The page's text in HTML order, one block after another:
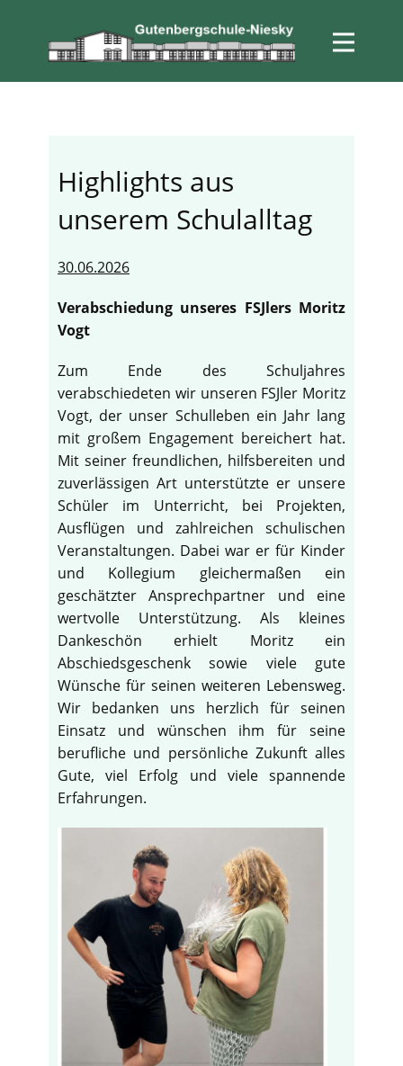
Highlights aus
unserem Schulalltag
30.06.2026
Verabschiedung unseres FSJlers Moritz
Vogt
Zum Ende des Schuljahres
verabschiedeten wir unseren FSJler Moritz
Vogt, der unser Schulleben ein Jahr lang
mit großem Engagement bereichert hat.
Mit seiner freundlichen, hilfsbereiten und
zuverlässigen Art unterstützte er unsere
Schüler im Unterricht, bei Projekten,
Ausflügen und zahlreichen schulischen
Veranstaltungen. Dabei war er für Kinder
und Kollegium gleichermaßen ein
geschätzter Ansprechpartner und eine
wertvolle Unterstützung. Als kleines
Dankeschön erhielt Moritz ein
Abschiedsgeschenk sowie viele gute
Wünsche für seinen weiteren Lebensweg.
Wir bedanken uns herzlich für seinen
Einsatz und wünschen ihm für seine
berufliche und persönliche Zukunft alles
Gute, viel Erfolg und viele spannende
Erfahrungen.